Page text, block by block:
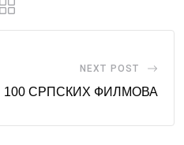
NEXT POST
100 СРПСКИХ ФИЛМОВА